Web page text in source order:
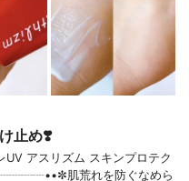
止め❣️
スリズム スキンプロテク
肌荒れを防ぐなめら